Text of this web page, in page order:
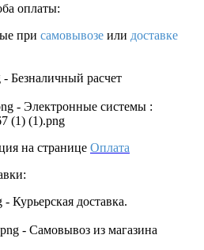
оплаты:
при самовывозе или доставке
- Безналичный расчет
- Электронные системы :
на странице Оплата
- Курьерская доставка.
- Самовывоз из магазина